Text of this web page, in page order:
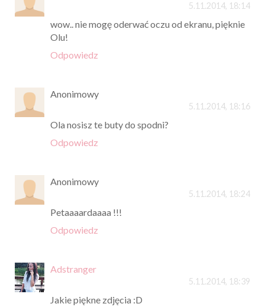
5.11.2014, 18:14
wow.. nie mogę oderwać oczu od ekranu, pięknie
Olu!
Odpowiedz
Anonimowy
5.11.2014, 18:16
Ola nosisz te buty do spodni?
Odpowiedz
Anonimowy
5.11.2014, 18:24
Petaaaardaaaa !!!
Odpowiedz
Adstranger
5.11.2014, 18:39
Jakie piękne zdjęcia :D